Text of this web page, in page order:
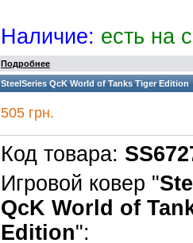
Наличие: есть на
Подробнее
SteelSeries QcK World of Tanks Tiger Edition
505 грн.
Код товара:
Игровой ковер "
QcK World of
Edition":